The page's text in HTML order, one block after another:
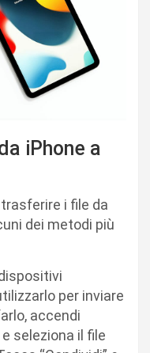
iPhone a
i file da
dei metodi più
per inviare
accendi
seleziona il file